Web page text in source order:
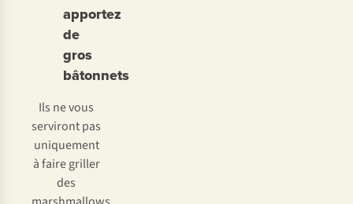
apportez
de
gros
bâtonnets
Ils ne vous
serviront pas
uniquement
à faire griller
des